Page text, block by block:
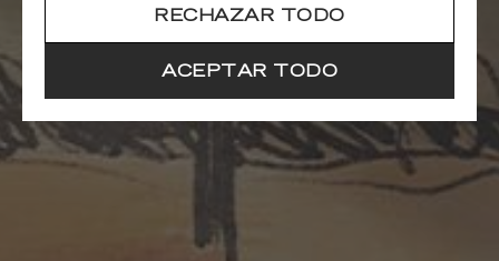
RECHAZAR TODO
ACEPTAR TODO